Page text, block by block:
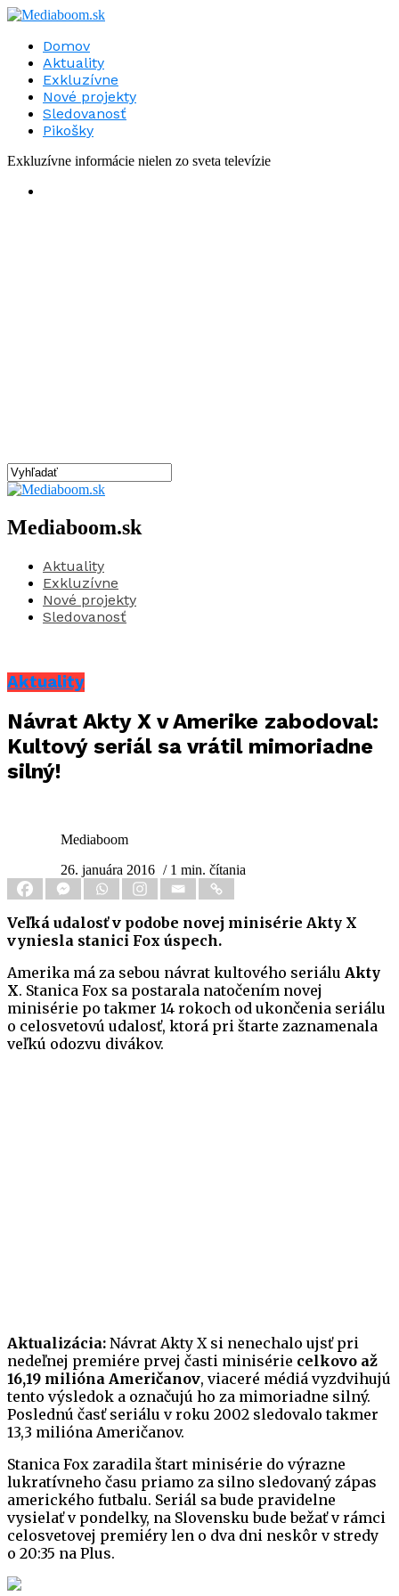
Domov
Aktuality
Exkluzívne
Nové projekty
Sledovanosť
Pikošky
Exkluzívne informácie nielen zo sveta televízie
Mediaboom.sk
Aktuality
Exkluzívne
Nové projekty
Sledovanosť
Aktuality
Návrat Akty X v Amerike zabodoval:
Kultový seriál sa vrátil mimoriadne
silný!
Mediaboom
26. januára 2016 / 1 min. čítania
Veľká udalosť v podobe novej minisérie Akty X
vyniesla stanici Fox úspech.
Amerika má za sebou návrat kultového seriálu Akty
X. Stanica Fox sa postarala natočením novej
minisérie po takmer 14 rokoch od ukončenia seriálu
o celosvetovú udalosť, ktorá pri štarte zaznamenala
veľkú odozvu divákov.
Aktualizácia: Návrat Akty X si nenechalo ujsť pri
nedeľnej premiére prvej časti minisérie celkovo až
16,19 milióna Američanov, viaceré médiá vyzdvihujú
tento výsledok a označujú ho za mimoriadne silný.
Poslednú časť seriálu v roku 2002 sledovalo takmer
13,3 milióna Američanov.
Stanica Fox zaradila štart minisérie do výrazne
lukratívneho času priamo za silno sledovaný zápas
amerického futbalu. Seriál sa bude pravidelne
vysielať v pondelky, na Slovensku bude bežať v rámci
celosvetovej premiéry len o dva dni neskôr v stredy
o 20:35 na Plus.